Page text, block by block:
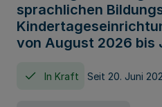
sprachlichen
von August 2026 bis
In Kraft Seit 20. Juni